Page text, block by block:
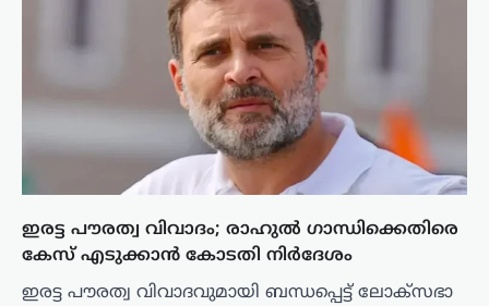
ഇരട്ട പൗരത്വ വിവാദം; രാഹുൽ ഗാന്ധിക്കെതിരെ
കേസ് എടുക്കാൻ കോടതി നിർദേശം
ഇരട്ട പൗരത്വ വിവാദവുമായി ബന്ധപ്പെട്ട് ലോക്സഭാ